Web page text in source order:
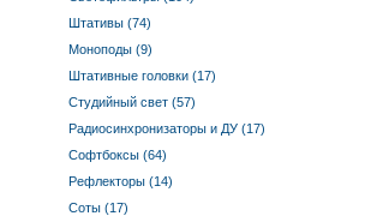
Штативы (74)
Моноподы (9)
Штативные головки (17)
Студийный свет (57)
Радиосинхронизаторы и ДУ (17)
Софтбоксы (64)
Рефлекторы (14)
Соты (17)